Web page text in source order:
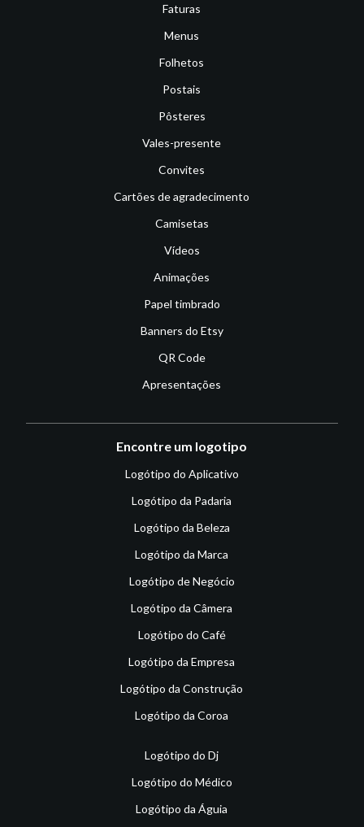
Faturas
Menus
Folhetos
Postais
Pôsteres
Vales-presente
Convites
Cartões de agradecimento
Camisetas
Vídeos
Animações
Papel timbrado
Banners do Etsy
QR Code
Apresentações
Encontre um logotipo
Logótipo do Aplicativo
Logótipo da Padaria
Logótipo da Beleza
Logótipo da Marca
Logótipo de Negócio
Logótipo da Câmera
Logótipo do Café
Logótipo da Empresa
Logótipo da Construção
Logótipo da Coroa
Logótipo do Dj
Logótipo do Médico
Logótipo da Águia